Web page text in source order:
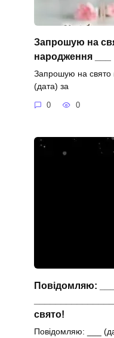
Запрошую на
народження ___
Запрошую на свято
(дата) за
0 0
Повідомляю:
свято!
Повідомляю: ___